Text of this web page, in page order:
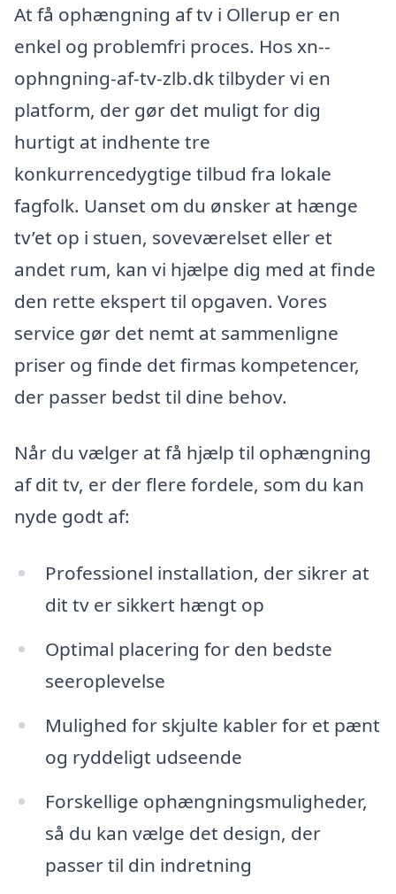
At få ophængning af tv i Ollerup er en
enkel og problemfri proces. Hos xn--
ophngning-af-tv-zlb.dk tilbyder vi en
platform, der gør det muligt for dig
hurtigt at indhente tre
konkurrencedygtige tilbud fra lokale
fagfolk. Uanset om du ønsker at hænge
tv’et op i stuen, soveværelset eller et
andet rum, kan vi hjælpe dig med at finde
den rette ekspert til opgaven. Vores
service gør det nemt at sammenligne
priser og finde det firmas kompetencer,
der passer bedst til dine behov.
Når du vælger at få hjælp til ophængning
af dit tv, er der flere fordele, som du kan
nyde godt af:
Professionel installation, der sikrer at
dit tv er sikkert hængt op
Optimal placering for den bedste
seeroplevelse
Mulighed for skjulte kabler for et pænt
og ryddeligt udseende
Forskellige ophængningsmuligheder,
så du kan vælge det design, der
passer til din indretning